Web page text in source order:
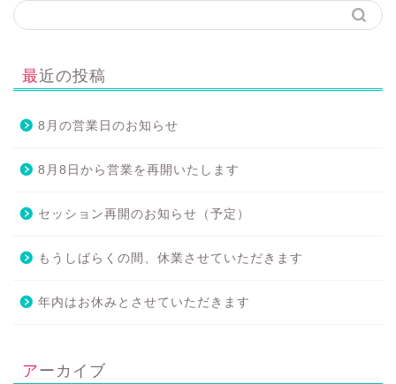
最近の投稿
8月の営業日のお知らせ
8月8日から営業を再開いたします
セッション再開のお知らせ（予定）
もうしばらくの間、休業させていただきます
年内はお休みとさせていただきます
アーカイブ